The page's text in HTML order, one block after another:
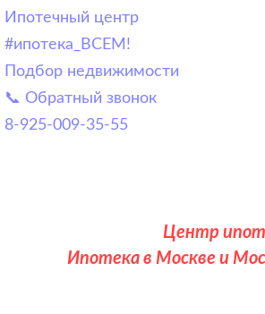
Ипотечный центр
#ипотека_ВСЕМ!
Подбор недвижимости
📞 Обратный звонок
8-925-009-35-55
Центр
Ипотека в Москве и